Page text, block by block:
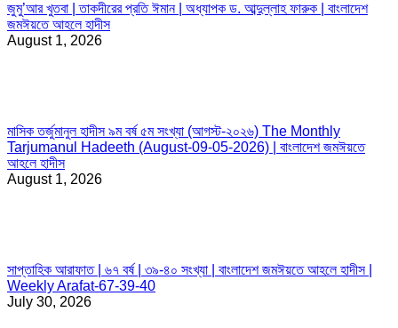
জুমু’আর খুতবা | তাকদীরের প্রতি ঈমান | অধ্যাপক ড. আব্দুল্লাহ ফারুক | বাংলাদেশ
জমঈয়তে আহলে হাদীস
August 1, 2026
মাসিক তর্জুমানুল হাদীস ৯ম বর্ষ ৫ম সংখ্যা (আগস্ট-২০২৬) The Monthly
Tarjumanul Hadeeth (August-09-05-2026) | বাংলাদেশ জমঈয়তে
আহলে হাদীস
August 1, 2026
সাপ্তাহিক আরাফাত | ৬৭ বর্ষ | ৩৯-৪০ সংখ্যা | বাংলাদেশ জমঈয়তে আহলে হাদীস |
Weekly Arafat-67-39-40
July 30, 2026